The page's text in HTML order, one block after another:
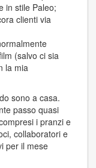
in stile Paleo;
clienti via
(salvo ci sia
la mia
sono a casa.
passo quasi
i pranzi e
collaboratori e
per il mese